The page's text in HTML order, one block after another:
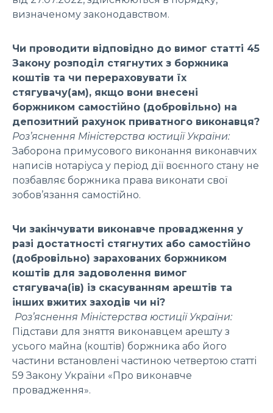
визначеному законодавством.
Чи проводити відповідно до вимог статті 45
Закону розподіл стягнутих з боржника
коштів та чи перераховувати їх
стягувачу(ам), якщо вони внесені
боржником самостійно (добровільно) на
депозитний рахунок приватного виконавця?
Роз’яснення Міністерства юстиції України:
Заборона примусового виконання виконавчих
написів нотаріуса у період дії воєнного стану не
позбавляє боржника права виконати свої
зобов’язання самостійно.
Чи закінчувати виконавче провадження у
разі достатності стягнутих або самостійно
(добровільно) зарахованих боржником
коштів для задоволення вимог
стягувача(ів) із скасуванням арештів та
інших вжитих заходів чи ні?
Роз’яснення Міністерства юстиції України:
Підстави для зняття виконавцем арешту з
усього майна (коштів) боржника або його
частини встановлені частиною четвертою статті
59 Закону України «Про виконавче
провадження».